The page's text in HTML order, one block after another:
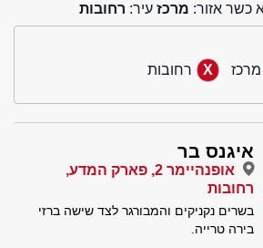
כשר אזור: מרכז עיר: רחובות
מרכז רחובות
איגנס בר
אופנהיימר 2, פארק המדע,
רחובות
בשרים נקניקים והמבורגר לצד שישה ברזי
בירה טרייה.